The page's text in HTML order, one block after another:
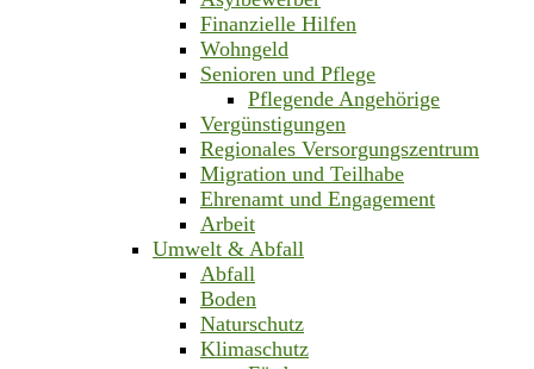
Finanzielle Hilfen
Wohngeld
Senioren und Pflege
Pflegende Angehörige
Vergünstigungen
Regionales Versorgungszentrum
Migration und Teilhabe
Ehrenamt und Engagement
Arbeit
Umwelt & Abfall
Abfall
Boden
Naturschutz
Klimaschutz